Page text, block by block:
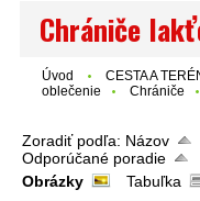
Chrániče
Úvod CESTA A
oblečenie
Chrániče
Zoradiť podľa: Názov
Odporúčané poradie
Obrázky
Tabuľka